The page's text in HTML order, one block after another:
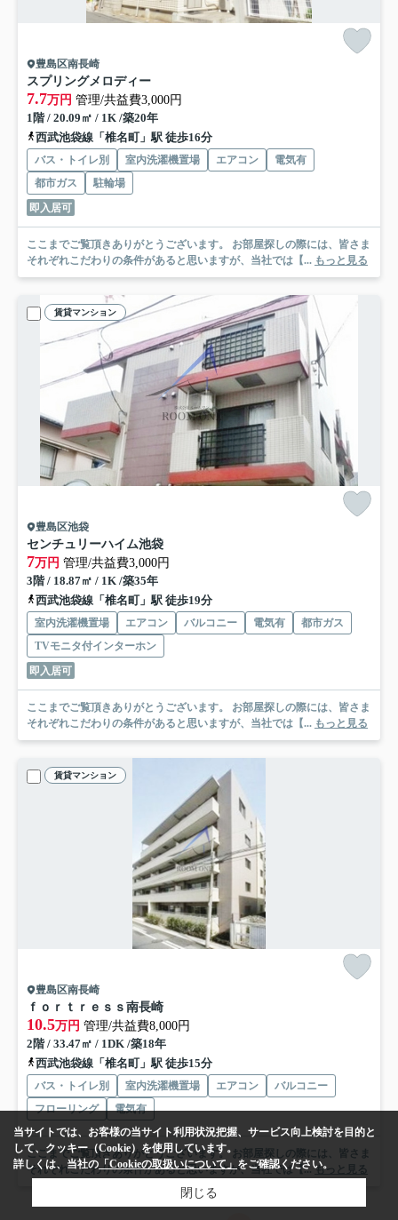
豊島区南長崎
スプリングメロディー
7.7万円 管理/共益費3,000円
1階 / 20.09㎡ / 1K /築20年
西武池袋線「椎名町」駅 徒歩16分
バス・トイレ別 室内洗濯機置場 エアコン
電気有
都市ガス
駐輪場
即入居可
ここまでご覧頂きありがとうございます。 お部屋探しの際には、皆さま
それぞれこだわりの条件があると思いますが、当社では【... もっと見る
賃貸マンション
豊島区池袋
センチュリーハイム池袋
7万円 管理/共益費3,000円
3階 / 18.87㎡ / 1K /築35年
西武池袋線「椎名町」駅 徒歩19分
室内洗濯機置場 エアコン バルコニー 電気有
都市ガス
TVモニタ付インターホン
即入居可
ここまでご覧頂きありがとうございます。 お部屋探しの際には、皆さま
それぞれこだわりの条件があると思いますが、当社では【... もっと見る
賃貸マンション
豊島区南長崎
ｆｏｒｔｒｅｓｓ南長崎
10.5万円 管理/共益費8,000円
2階 / 33.47㎡ / 1DK /築18年
西武池袋線「椎名町」駅 徒歩15分
バス・トイレ別 室内洗濯機置場 エアコン
バルコニー
フローリング
電気有
ここまでご覧頂きありがとうございます。 お部屋探しの際には、皆さま
それぞれこだわりの条件があると思いますが、当社では【...もっと見る
当サイトでは、お客様の当サイト利用状況把握、サービス向上検討を目的と
して、クッキー（Cookie）を使用しています。
詳しくは、当社の 「Cookieの取扱いについて」 をご確認ください。
閉じる